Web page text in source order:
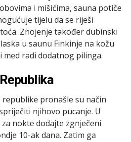
i mišićima, sauna potiče
tijelu da se riješi
Znojenje također dubinski
u saunu Finkinje na kožu
med radi dodatnog pilinga.
pronašle su način
njihovo pucanje. U
nokte dodajte zgnječeni
10-ak dana. Zatim ga